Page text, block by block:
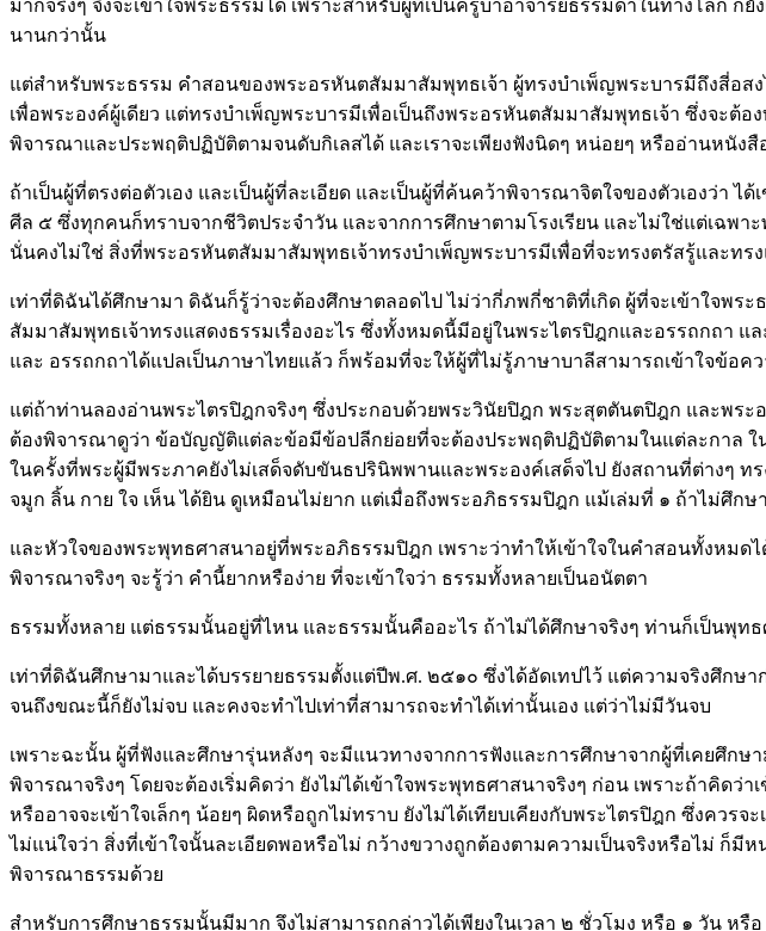
มากจริงๆ จึงจะเข้าใจพระธรรมได้ เพราะสำหรับผู้ที่เป็นครูบาอาจารย์ธรรมดาในทางโลก
นานกว่านั้น
แต่สำหรับพระธรรม คำสอนของพระอรหันตสัมมาสัมพุทธเจ้า ผู้ทรงบำเพ็ญพระบารมีถึงสี่อส
เพื่อพระองค์ผู้เดียว แต่ทรงบำเพ็ญพระบารมีเพื่อเป็นถึงพระอรหันตสัมมาสัมพุทธเจ้า ซึ่งจะ
พิจารณาและประพฤติปฏิบัติตามจนดับกิเลสได้ และเราจะเพียงฟังนิดๆ หน่อยๆ หรืออ่านหนัง
ถ้าเป็นผู้ที่ตรงต่อตัวเอง และเป็นผู้ที่ละเอียด และเป็นผู้ที่ค้นคว้าพิจารณาจิตใจของตัวเองว่า ไ
ศีล ๕ ซึ่งทุกคนก็ทราบจากชีวิตประจำวัน และจากการศึกษาตามโรงเรียน และไม่ใช่แต่เฉพ
นั่นคงไม่ใช่ สิ่งที่พระอรหันตสัมมาสัมพุทธเจ้าทรงบำเพ็ญพระบารมีเพื่อที่จะทรงตรัสรู้และทร
เท่าที่ดิฉันได้ศึกษามา ดิฉันก็รู้ว่าจะต้องศึกษาตลอดไป ไม่ว่ากี่ภพกี่ชาติที่เกิด ผู้ที่จะเข้าใจพร
สัมมาสัมพุทธเจ้าทรงแสดงธรรมเรื่องอะไร ซึ่งทั้งหมดนี้มีอยู่ในพระไตรปิฎกและอรรถกถา
และ อรรถกถาได้แปลเป็นภาษาไทยแล้ว ก็พร้อมที่จะให้ผู้ที่ไม่รู้ภาษาบาลีสามารถเข้าใจข้อค
แต่ถ้าท่านลองอ่านพระไตรปิฎกจริงๆ ซึ่งประกอบด้วยพระวินัยปิฎก พระสุตตันตปิฎก และพร
ต้องพิจารณาดูว่า ข้อบัญญัติแต่ละข้อมีข้อปลีกย่อยที่จะต้องประพฤติปฏิบัติตามในแต่ละกาล ใ
ในครั้งที่พระผู้มีพระภาคยังไม่เสด็จดับขันธปรินิพพานและพระองค์เสด็จไป ยังสถานที่ต่างๆ
จมูก ลิ้น กาย ใจ เห็น ได้ยิน ดูเหมือนไม่ยาก แต่เมื่อถึงพระอภิธรรมปิฎก แม้เล่มที่ ๑ ถ้าไม่ศึกษ
และหัวใจของพระพุทธศาสนาอยู่ที่พระอภิธรรมปิฎก เพราะว่าทำให้เข้าใจในคำสอนทั้งหม
พิจารณาจริงๆ จะรู้ว่า คำนี้ยากหรือง่าย ที่จะเข้าใจว่า ธรรมทั้งหลายเป็นอนัตตา
ธรรมทั้งหลาย แต่ธรรมนั้นอยู่ที่ไหน และธรรมนั้นคืออะไร ถ้าไม่ได้ศึกษาจริงๆ ท่านก็เป็นพุท
เท่าที่ดิฉันศึกษามาและได้บรรยายธรรมตั้งแต่ปีพ.ศ. ๒๕๑๐ ซึ่งได้อัดเทปไว้ แต่ความจริงศึก
จนถึงขณะนี้ก็ยังไม่จบ และคงจะทำไปเท่าที่สามารถจะทำได้เท่านั้นเอง แต่ว่าไม่มีวันจบ
เพราะฉะนั้น ผู้ที่ฟังและศึกษารุ่นหลังๆ จะมีแนวทางจากการฟังและการศึกษาจากผู้ที่เคยศึก
พิจารณาจริงๆ โดยจะต้องเริ่มคิดว่า ยังไม่ได้เข้าใจพระพุทธศาสนาจริงๆ ก่อน เพราะถ้าคิด
หรืออาจจะเข้าใจเล็กๆ น้อยๆ ผิดหรือถูกไม่ทราบ ยังไม่ได้เทียบเคียงกับพระไตรปิฎก ซึ่งคว
ไม่แน่ใจว่า สิ่งที่เข้าใจนั้นละเอียดพอหรือไม่ กว้างขวางถูกต้องตามความเป็นจริงหรือไม่ ก็มี
พิจารณาธรรมด้วย
สำหรับการศึกษาธรรมนั้นมีมาก จึงไม่สามารถกล่าวได้เพียงในเวลา ๒ ชั่วโมง หรือ ๑ วัน ห